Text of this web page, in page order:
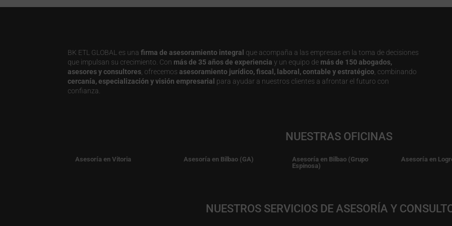
BK ETL GLOBAL es unafirma de asesoramiento integral que acompaña a las empresas en la toma de decisiones
que impulsan su crecimiento. Con más de 35 años de experiencia y un equipo de más de 150 abogados,
asesores y consultores , ofrecemosasesoramiento jurídico, fiscal, laboral, contable y estratégico , combinando
cercanía, especialización y visión empresarial para ayudar a nuestros clientes a afrontar el futuro con
confianza.
NUESTRAS OFICINAS
Asesoría en Vitoria Asesoría en Bilbao (GA)
Asesoría en Bilbao (Grupo
Espinosa)
Asesoría en
NUESTROS SERVICIOS DE ASESORÍA Y